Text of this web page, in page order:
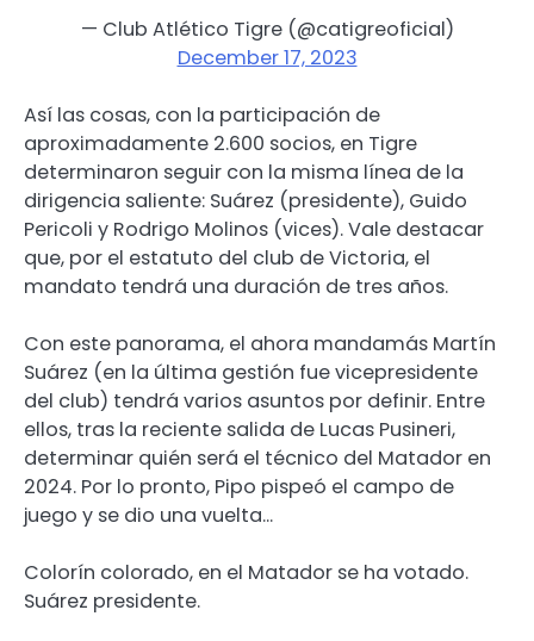
— Club Atlético Tigre (@catigreoficial)
December 17, 2023
Así las cosas, con la participación de
aproximadamente 2.600 socios, en Tigre
determinaron seguir con la misma línea de la
dirigencia saliente: Suárez (presidente), Guido
Pericoli y Rodrigo Molinos (vices). Vale destacar
que, por el estatuto del club de Victoria, el
mandato tendrá una duración de tres años.
Con este panorama, el ahora mandamás Martín
Suárez (en la última gestión fue vicepresidente
del club) tendrá varios asuntos por definir. Entre
ellos, tras la reciente salida de Lucas Pusineri,
determinar quién será el técnico del Matador en
2024. Por lo pronto, Pipo pispeó el campo de
juego y se dio una vuelta…
Colorín colorado, en el Matador se ha votado.
Suárez presidente.